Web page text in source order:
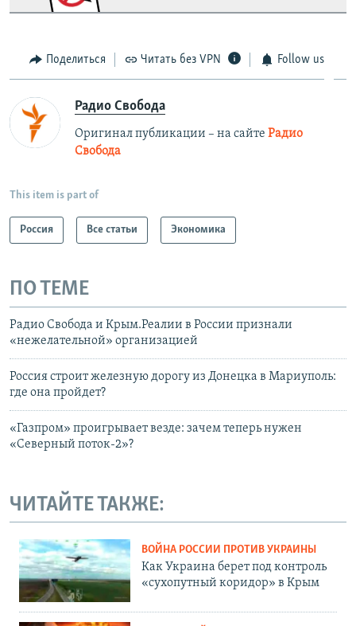
Поделиться Читать без VPN Follow us
Радио Свобода
Оригинал публикации – на сайте Радио
Свобода
This item is part of
Россия Все статьи Экономика
ПО ТЕМЕ
Радио Свобода и Крым.Реалии в России признали
«нежелательной» организацией
Россия строит железную дорогу из Донецка в Мариуполь:
где она пройдет?
«Газпром» проигрывает везде: зачем теперь нужен
«Северный поток-2»?
ЧИТАЙТЕ ТАКЖЕ:
ВОЙНА РОССИИ ПРОТИВ УКРАИНЫ
Как Украина берет под контроль
«сухопутный коридор» в Крым